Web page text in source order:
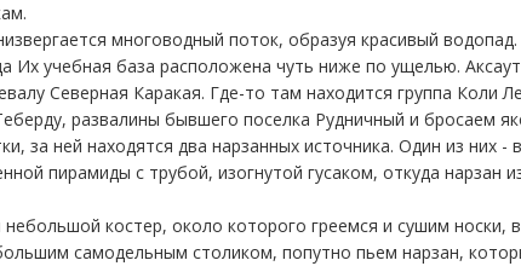
многоводный поток, образуя красивый
Их учебная база расположена чуть ниже по ущелью.
Северная Каракая. Где-то там находится группа Коли
развалины бывшего поселка Рудничный и бросаем
за ней находятся два нарзанных источника. Один из них -
пирамиды с трубой, изогнутой гусаком, откуда нарзан
костер, около которого греемся и сушим носки,
самодельным столиком, попутно пьем нарзан,